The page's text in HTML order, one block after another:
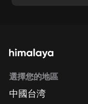
選擇您的地區
中國台湾